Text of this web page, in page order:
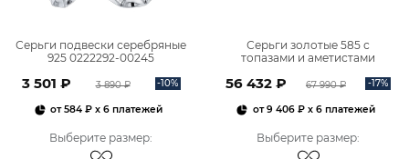
Серьги подвески серебряные
925 0222292-00245
3 501 ₽ 3 890 ₽ -10%
от584 ₽ x 6 платежей
Выберите размер:
Серьги золотые 585 с
топазами и аметистами
56 432 ₽ 67 990 ₽ -17%
от9 406 ₽x 6 платежей
Выберите размер: